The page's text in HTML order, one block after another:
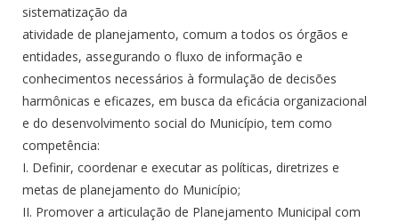
sistematização da
atividade de planejamento, comum a todos os órgãos e
entidades, assegurando o fluxo de informação e
conhecimentos necessários à formulação de decisões
harmônicas e eficazes, em busca da eficácia organizacional
e do desenvolvimento social do Município, tem como
competência:
I. Definir, coordenar e executar as políticas, diretrizes e
metas de planejamento do Município;
II. Promover a articulação de Planejamento Municipal com